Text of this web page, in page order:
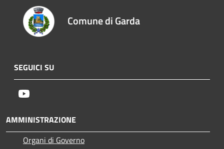
Comune di Garda
SEGUICI SU
AMMINISTRAZIONE
Organi di Governo